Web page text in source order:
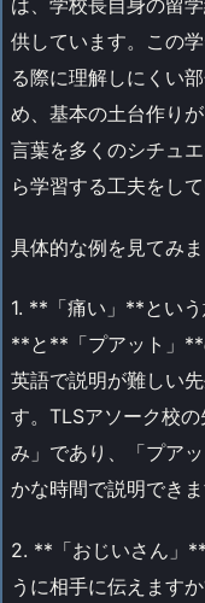
供しています。この
る際に理解しにくい
め、基本の土台作り
言葉を多くのシチュ
ら学習する工夫をして
具体的な例を見てみ
1. **「痛い」**とい
**と**「プアット」
英語で説明が難しい
す。TLSアソーク校
み」であり、「プア
かな時間で説明できま
2. **「おじいさん」
うに相手に伝えます